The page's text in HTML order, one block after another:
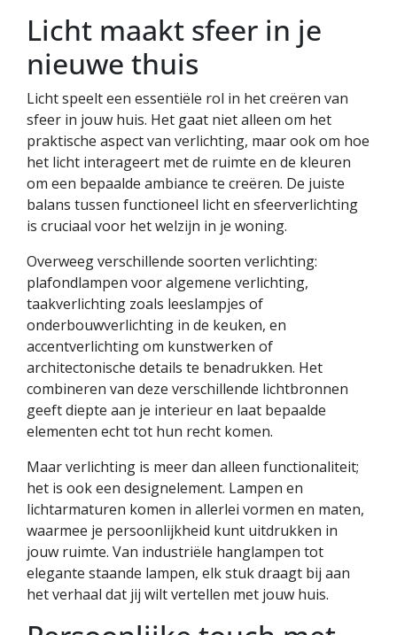
Licht maakt sfeer in je
nieuwe thuis
Licht speelt een essentiële rol in het creëren van
sfeer in jouw huis. Het gaat niet alleen om het
praktische aspect van verlichting, maar ook om hoe
het licht interageert met de ruimte en de kleuren
om een bepaalde ambiance te creëren. De juiste
balans tussen functioneel licht en sfeerverlichting
is cruciaal voor het welzijn in je woning.
Overweeg verschillende soorten verlichting:
plafondlampen voor algemene verlichting,
taakverlichting zoals leeslampjes of
onderbouwverlichting in de keuken, en
accentverlichting om kunstwerken of
architectonische details te benadrukken. Het
combineren van deze verschillende lichtbronnen
geeft diepte aan je interieur en laat bepaalde
elementen echt tot hun recht komen.
Maar verlichting is meer dan alleen functionaliteit;
het is ook een designelement. Lampen en
lichtarmaturen komen in allerlei vormen en maten,
waarmee je persoonlijkheid kunt uitdrukken in
jouw ruimte. Van industriële hanglampen tot
elegante staande lampen, elk stuk draagt bij aan
het verhaal dat jij wilt vertellen met jouw huis.